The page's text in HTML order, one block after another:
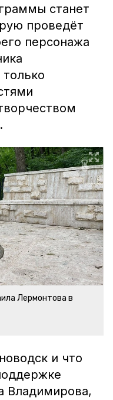
станет
проведёт
персонажа
Лермонтова в
и что
Владимирова,